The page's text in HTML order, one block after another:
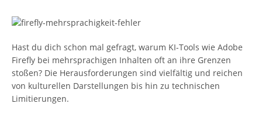
Hast du dich schon mal gefragt, warum KI-Tools wie Adobe
Firefly bei mehrsprachigen Inhalten oft an ihre Grenzen
stoßen? Die Herausforderungen sind vielfältig und reichen
von kulturellen Darstellungen bis hin zu technischen
Limitierungen.